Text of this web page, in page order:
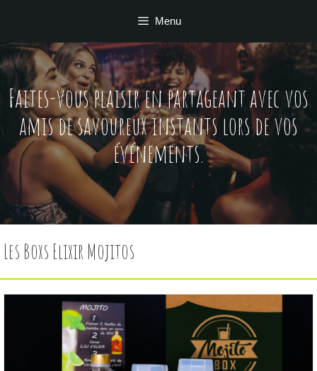
Menu
Faites-vous plaisir en partageant avec vos
amis de savoureux instants lors de vos
événements.
Les Boxs Elixir Mojitos